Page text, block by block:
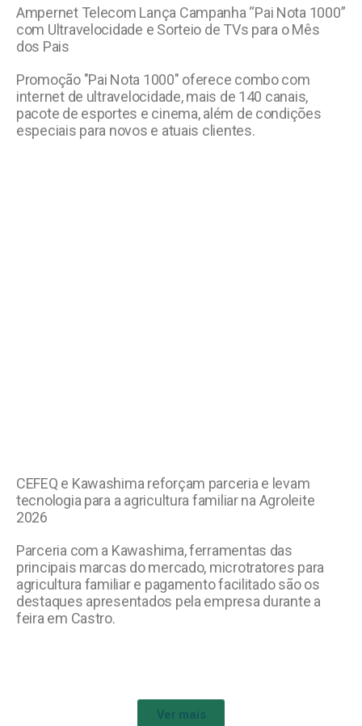
Ampernet Telecom Lança Campanha “Pai Nota 1000”
com Ultravelocidade e Sorteio de TVs para o Mês
dos Pais
Promoção "Pai Nota 1000" oferece combo com
internet de ultravelocidade, mais de 140 canais,
pacote de esportes e cinema, além de condições
especiais para novos e atuais clientes.
CEFEQ e Kawashima reforçam parceria e levam
tecnologia para a agricultura familiar na Agroleite
2026
Parceria com a Kawashima, ferramentas das
principais marcas do mercado, microtratores para
agricultura familiar e pagamento facilitado são os
destaques apresentados pela empresa durante a
feira em Castro.
Ver mais